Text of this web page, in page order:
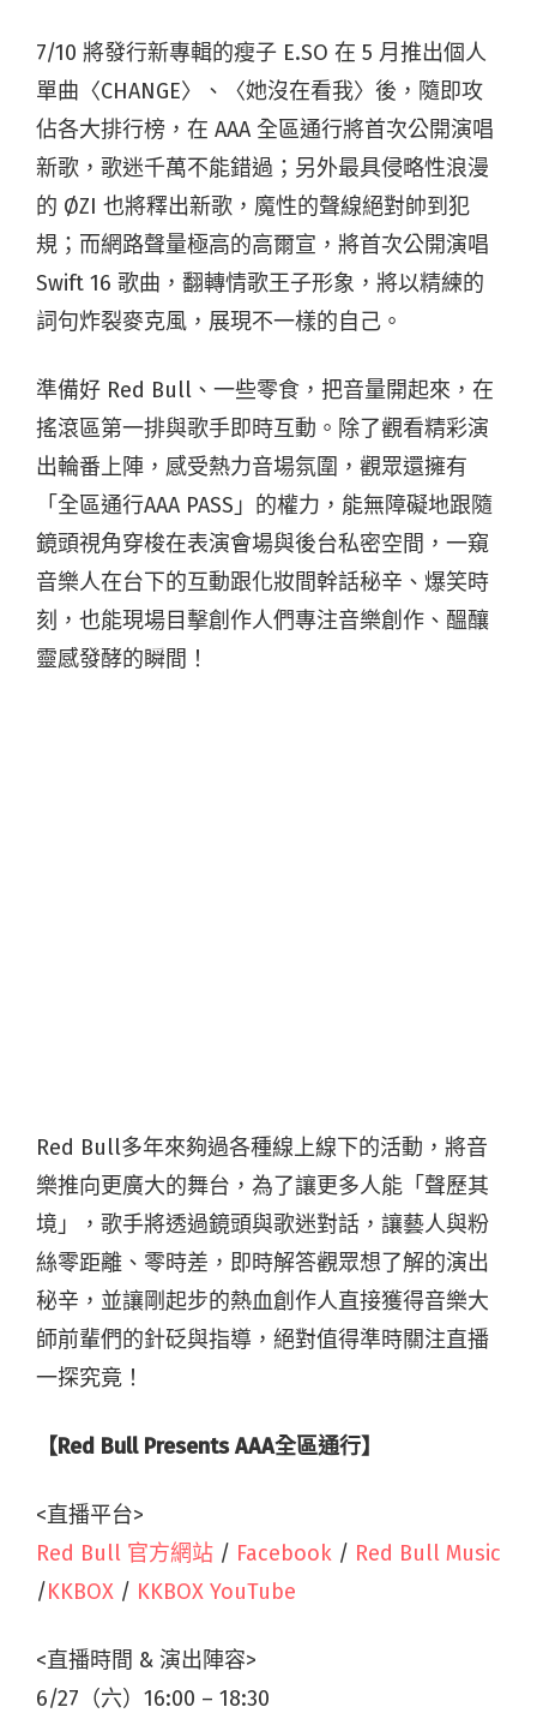
7/10 將發行新專輯的瘦子 E.SO 在 5 月推出個人
單曲〈CHANGE〉、〈她沒在看我〉後，隨即攻
佔各大排行榜，在 AAA 全區通行將首次公開演唱
新歌，歌迷千萬不能錯過；另外最具侵略性浪漫
的 ØZI 也將釋出新歌，魔性的聲線絕對帥到犯
規；而網路聲量極高的高爾宣，將首次公開演唱
Swift 16 歌曲，翻轉情歌王子形象，將以精練的
詞句炸裂麥克風，展現不一樣的自己。
準備好 Red Bull、一些零食，把音量開起來，在
搖滾區第一排與歌手即時互動。除了觀看精彩演
出輪番上陣，感受熱力音場氛圍，觀眾還擁有
「全區通行AAA PASS」的權力，能無障礙地跟隨
鏡頭視角穿梭在表演會場與後台私密空間，一窺
音樂人在台下的互動跟化妝間幹話秘辛、爆笑時
刻，也能現場目擊創作人們專注音樂創作、醞釀
靈感發酵的瞬間！
Red Bull多年來夠過各種線上線下的活動，將音
樂推向更廣大的舞台，為了讓更多人能「聲歷其
境」，歌手將透過鏡頭與歌迷對話，讓藝人與粉
絲零距離、零時差，即時解答觀眾想了解的演出
秘辛，並讓剛起步的熱血創作人直接獲得音樂大
師前輩們的針砭與指導，絕對值得準時關注直播
一探究竟！
【Red Bull Presents AAA全區通行】
<直播平台>
Red Bull 官方網站 / Facebook / Red Bull Music
/KKBOX / KKBOX YouTube
<直播時間 & 演出陣容>
6/27（六）16:00 – 18:30